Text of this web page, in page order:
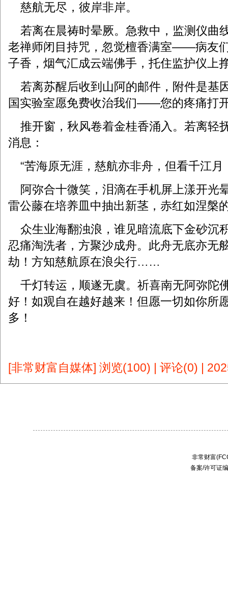
慈航无尽，彼岸非岸。
若离在晨祷时晕厥。急救中，监测仪曲
老禅师闭目持咒，忽觉檀香满室——病友
子香，烟气汇成云端佛手，托住监护仪上
若离苏醒后收到山阿的邮件，附件是基
国实验室愿免费收治我们——您的疼痛打
推开窗，秋风卷着金桂香涌入。若离轻
消息：
“苦海原无涯，慈航亦非舟，但看千江月
阿弥合十微笑，泪滴在手机屏上漾开光
雷公藤在培养皿中抽出新茎，赤红如涅槃
众生业海翻浊浪，谁见暗流底下金砂沉
忍痛淘洗者，方聚沙成舟。此舟无底亦无
劫！方知慈航原在浪尖行……
千灯转运，顺遂无虞。祈喜南无阿弥陀
好！如观自在越好越来！但愿一切如你所
多！
[非常财富自媒体] 浏览(100) | 评论(0) |
非常财富
备案/许可证